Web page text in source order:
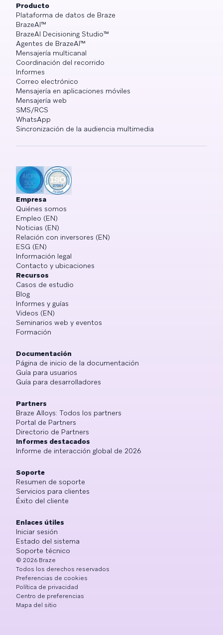
Producto
Plataforma de datos de Braze
BrazeAI™
BrazeAI Decisioning Studio™
Agentes de BrazeAI™
Mensajería multicanal
Coordinación del recorrido
Informes
Correo electrónico
Mensajería en aplicaciones móviles
Mensajería web
SMS/RCS
WhatsApp
Sincronización de la audiencia multimedia
Empresa
Quiénes somos
Empleo (EN)
Noticias (EN)
Relación con inversores (EN)
ESG (EN)
Información legal
Contacto y ubicaciones
Recursos
Casos de estudio
Blog
Informes y guías
Videos (EN)
Seminarios web y eventos
Formación
Documentación
Página de inicio de la documentación
Guía para usuarios
Guía para desarrolladores
Partners
Braze Alloys: Todos los partners
Portal de Partners
Directorio de Partners
Informes destacados
Informe de interacción global de 2026
Soporte
Resumen de soporte
Servicios para clientes
Éxito del cliente
Enlaces útiles
Iniciar sesión
Estado del sistema
Soporte técnico
© 2026 Braze
Todos los derechos reservados
Preferencias de cookies
Política de privacidad
Centro de preferencias
Mapa del sitio